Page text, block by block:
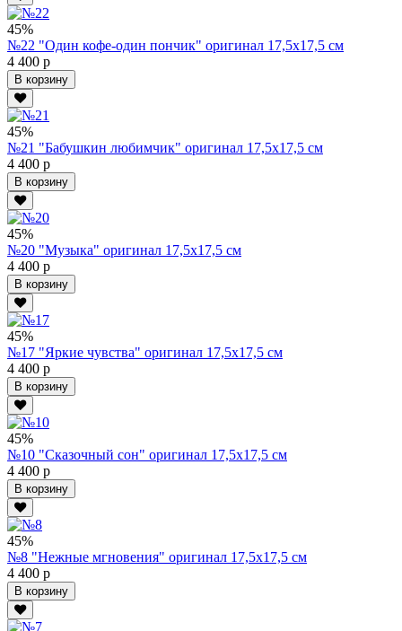
45%
№22 "Один кофе-один пончик" оригинал 17,5х17,5 см
4 400 р
В корзину
45%
№21 "Бабушкин любимчик" оригинал 17,5х17,5 см
4 400 р
В корзину
45%
№20 "Музыка" оригинал 17,5х17,5 см
4 400 р
В корзину
45%
№17 "Яркие чувства" оригинал 17,5х17,5 см
4 400 р
В корзину
45%
№10 "Сказочный сон" оригинал 17,5х17,5 см
4 400 р
В корзину
45%
№8 "Нежные мгновения" оригинал 17,5х17,5 см
4 400 р
В корзину